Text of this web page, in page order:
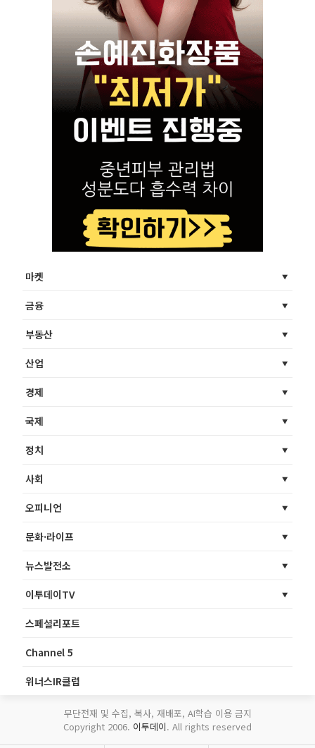
마켓
금융
부동산
산업
경제
국제
정치
사회
오피니언
문화·라이프
뉴스발전소
이투데이TV
스페셜리포트
Channel 5
위너스IR클럽
무단전재 및 수집, 복사, 재배포, AI학습 이용 금지
Copyright 2006. 이투데이. All rights reserved